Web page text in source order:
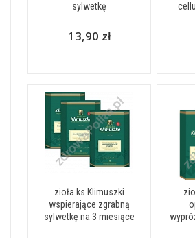
sylwetkę
13,90 zł
zioła ks Klimuszki
wspierające zgrabną
sylwetkę na 3 miesiące